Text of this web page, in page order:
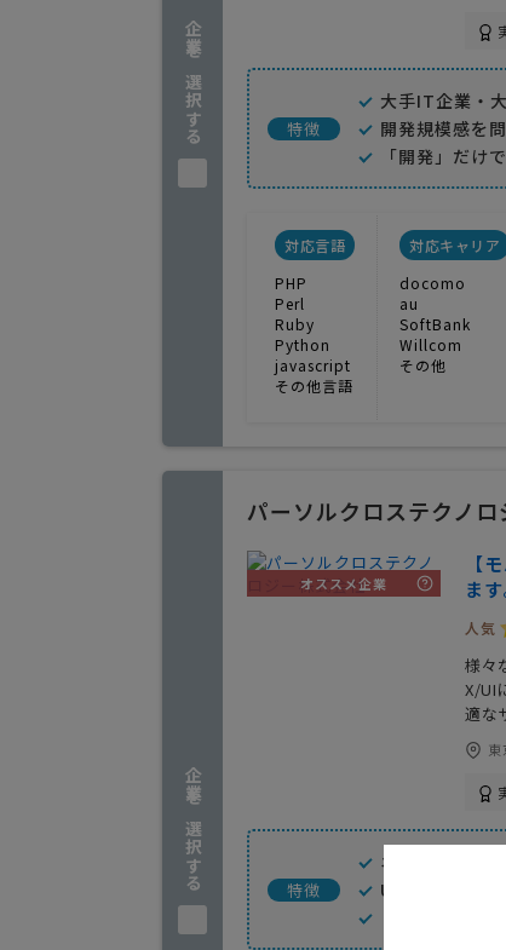
企業を選択する 特徴
大手IT企業・
開発規模感を
「開発」だけ
対応言語
PHP
Perl
Ruby
Python
javascript
その他言語
対応キャリア
docomo
au
SoftBank
Willcom
その他
企業を選択する
パーソルクロステクノ
オススメ企業
【
ます
人気
様々
X/UI
適な
特徴
ネイティブ・
UX/UIデザイ
リリース時の